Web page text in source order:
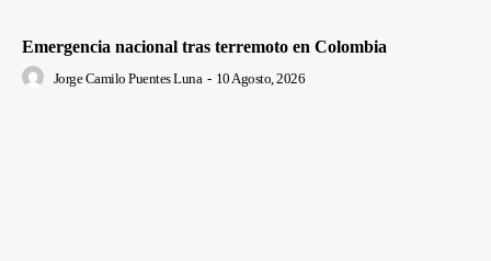
Emergencia nacional tras terremoto en Colombia
Jorge Camilo Puentes Luna - 10 Agosto, 2026